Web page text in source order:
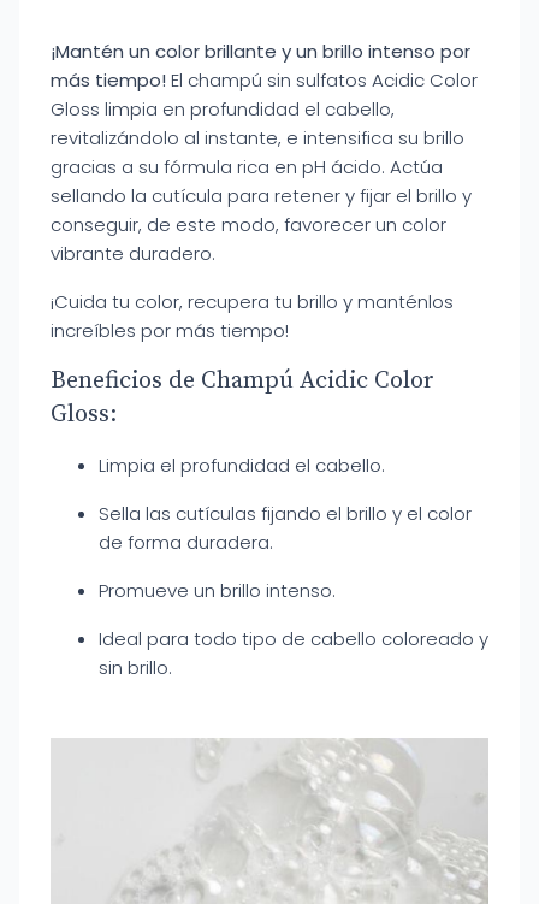
¡Mantén un color brillante y un brillo intenso por
más tiempo! El champú sin sulfatos Acidic Color
Gloss limpia en profundidad el cabello,
revitalizándolo al instante, e intensifica su brillo
gracias a su fórmula rica en pH ácido. Actúa
sellando la cutícula para retener y fijar el brillo y
conseguir, de este modo, favorecer un color
vibrante duradero.
¡Cuida tu color, recupera tu brillo y manténlos
increíbles por más tiempo!
Beneficios de Champú Acidic Color
Gloss:
Limpia el profundidad el cabello.
Sella las cutículas fijando el brillo y el color
de forma duradera.
Promueve un brillo intenso.
Ideal para todo tipo de cabello coloreado y
sin brillo.